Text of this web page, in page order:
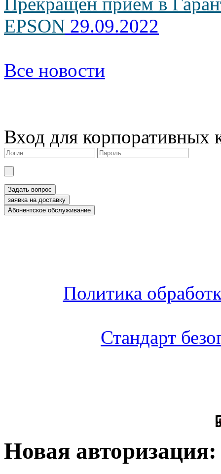
EPSON 29.09.2022
Все новости
Вход для корпоративных
Политика
Стандарт
Новая